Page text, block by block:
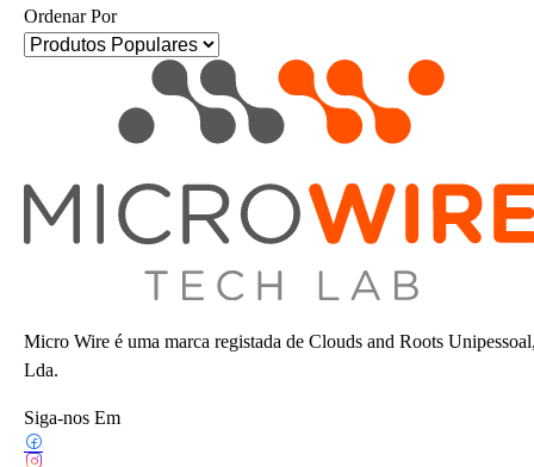
Ordenar Por
Micro Wire é uma marca registada de Clouds and Roots
Lda.
Siga-nos Em